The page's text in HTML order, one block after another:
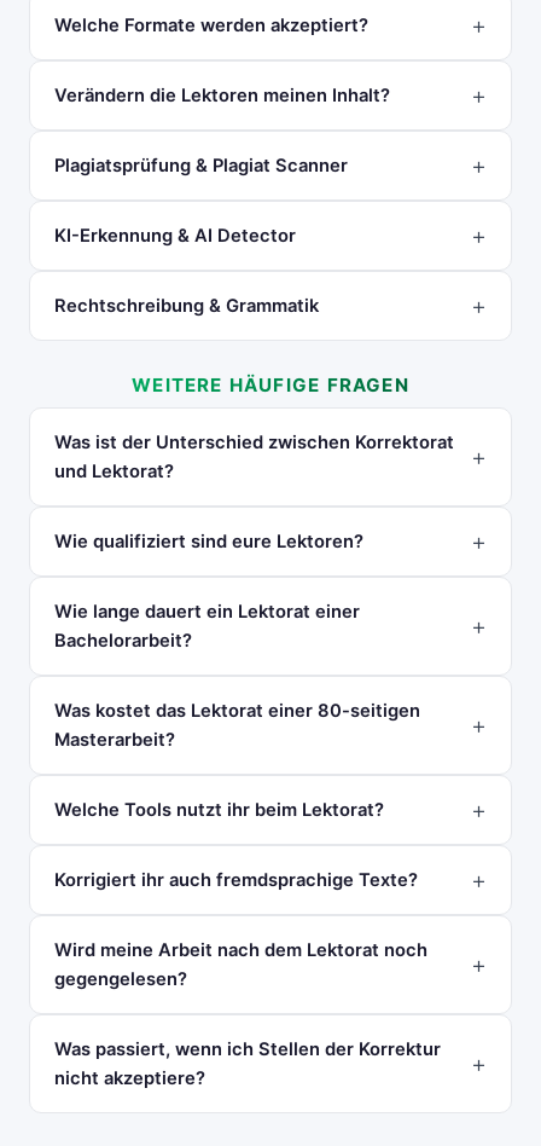
Welche Formate werden akzeptiert?
Verändern die Lektoren meinen Inhalt?
Plagiatsprüfung & Plagiat Scanner
KI-Erkennung & AI Detector
Rechtschreibung & Grammatik
WEITERE HÄUFIGE FRAGEN
Was ist der Unterschied zwischen Korrektorat
und Lektorat?
Wie qualifiziert sind eure Lektoren?
Wie lange dauert ein Lektorat einer
Bachelorarbeit?
Was kostet das Lektorat einer 80-seitigen
Masterarbeit?
Welche Tools nutzt ihr beim Lektorat?
Korrigiert ihr auch fremdsprachige Texte?
Wird meine Arbeit nach dem Lektorat noch
gegengelesen?
Was passiert, wenn ich Stellen der Korrektur
nicht akzeptiere?